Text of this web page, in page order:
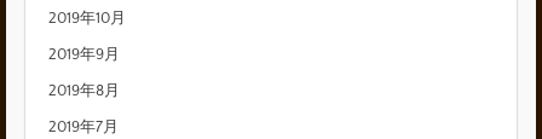
2019年10月
2019年9月
2019年8月
2019年7月